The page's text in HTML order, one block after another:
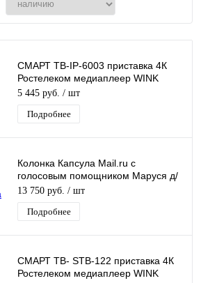
СМАРТ ТВ-IP-6003 приставка 4К
Ростелеком медиаплеер WINK
SUPERWAVE IP6003
5 445 руб. / шт
Подробнее
Колонка Капсула Mail.ru с
голосовым помощником Маруся д/
управления WINK система
мониторинга объектов
13 750 руб. / шт
Подробнее
СМАРТ ТВ- STB-122 приставка 4К
Ростелеком медиаплеер WINK